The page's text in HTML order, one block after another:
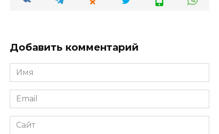
Добавить комментарий
Имя
*
Email
*
Сайт